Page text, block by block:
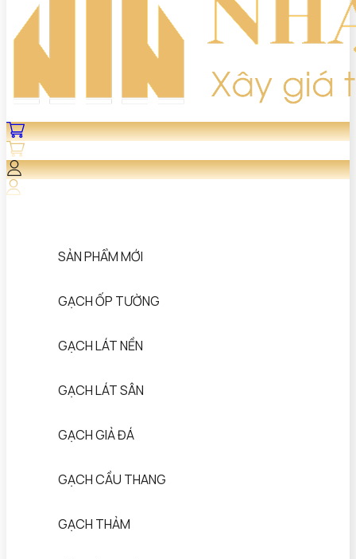
SẢN PHẨM MỚI
GẠCH ỐP TƯỜNG
GẠCH LÁT NỀN
GẠCH LÁT SÂN
GẠCH GIẢ ĐÁ
GẠCH CẦU THANG
GẠCH THẢM